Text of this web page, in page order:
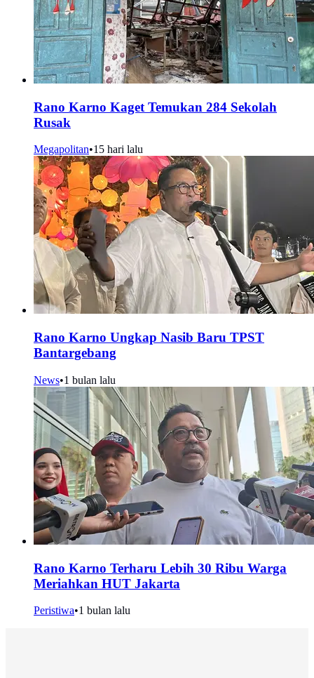
Rano Karno Kaget Temukan 284 Sekolah
Rusak
Megapolitan•15 hari lalu
Rano Karno Ungkap Nasib Baru TPST
Bantargebang
News•1 bulan lalu
Rano Karno Terharu Lebih 30 Ribu Warga
Meriahkan HUT Jakarta
Peristiwa•1 bulan lalu